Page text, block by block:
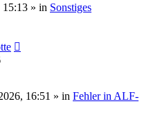
15:13 » in Sonstiges
16:51 » in Fehler in ALF-